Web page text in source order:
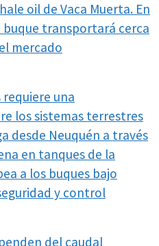
oil de Vaca Muerta. En
transportará cerca
mercado
una
los sistemas terrestres
desde Neuquén a través
en tanques de la
a los buques bajo
y control
del caudal